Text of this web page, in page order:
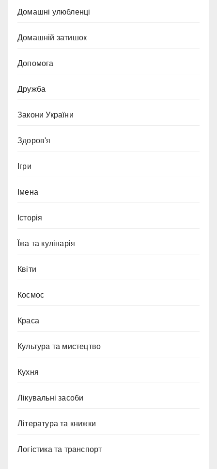
Домашні улюбленці
Домашній затишок
Допомога
Дружба
Закони України
Здоров'я
Ігри
Імена
Історія
Їжа та кулінарія
Квіти
Космос
Краса
Культура та мистецтво
Кухня
Лікувальні засоби
Література та книжки
Логістика та транспорт